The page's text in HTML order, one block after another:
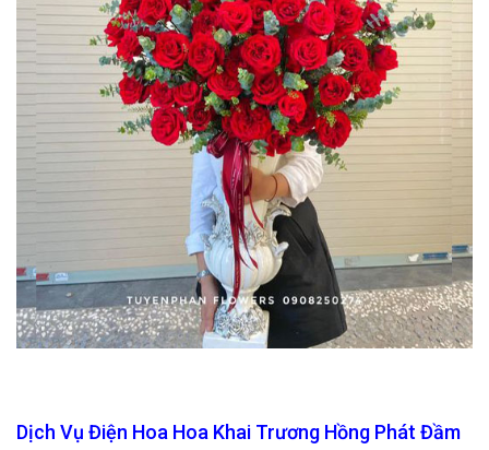
Dịch Vụ Điện Hoa Hoa Khai Trương Hồng Phát Đầm